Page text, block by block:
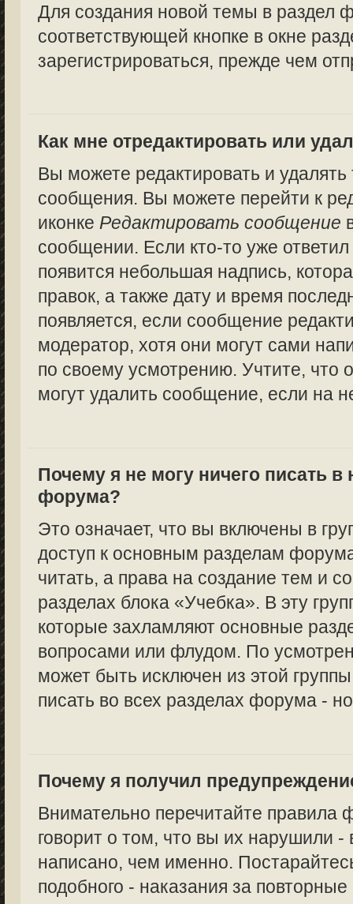
Для создания новой темы в раздел
соответствующей кнопке в окне
зарегистрироваться, прежде чем
Как мне отредактировать или
Вы можете редактировать и
сообщения. Вы можете перейти к
иконке Редактировать сообщение
сообщении. Если кто-то уже
появится небольшая надпись,
правок, а также дату и время
появляется, если сообщение
модератор, хотя они могут сами
по своему усмотрению. Учтите, что
могут удалить сообщение, если на
Почему я не могу ничего писать в
форума?
Это означает, что вы включены в
доступ к основным разделам
читать, а права на создание тем и
разделах блока «Учебка». В эту
которые захламляют основные
вопросами или флудом. По
может быть исключен из этой
писать во всех разделах форума -
Почему я получил
Внимательно перечитайте
говорит о том, что вы их нарушили -
написано, чем именно.
подобного - наказания за